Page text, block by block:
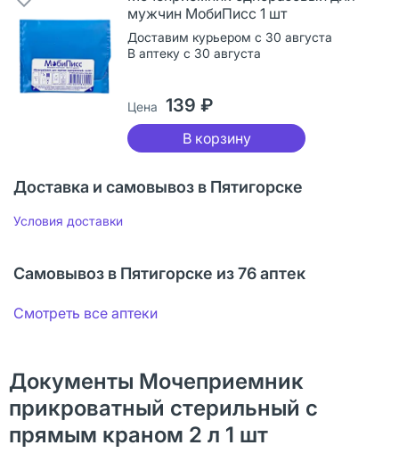
мужчин МобиПисс 1 шт
Доставим курьером с 30 августа
В аптеку с 30 августа
Цена 139 ₽
В корзину
Доставка и самовывоз в Пятигорске
Условия доставки
Самовывоз в Пятигорске из 76 аптек
Смотреть все аптеки
Документы Мочеприемник
прикроватный стерильный с
прямым краном 2 л 1 шт